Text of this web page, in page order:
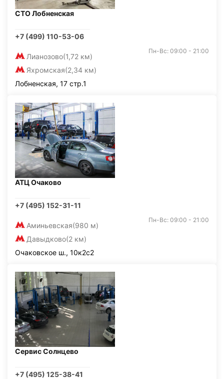
СТО Лобненская
+7 (499) 110-53-06
Лианозово(1,72 км)
Яхромская(2,34 км)
Пн-Вс: 09:00 - 21:00
Лобненская, 17 стр.1
АТЦ Очаково
+7 (495) 152-31-11
Аминьевская(980 м)
Давыдково(2 км)
Пн-Вс: 09:00 - 21:00
Очаковское ш., 10к2с2
Сервис Солнцево
+7 (495) 125-38-41